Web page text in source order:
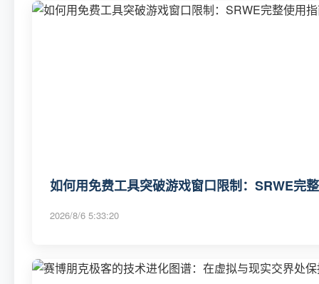
如何用免费工具突破游戏窗口限制：SRWE完
2026/8/6 5:33:20